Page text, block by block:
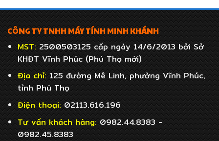
CÔNG TY TNHH MÁY TÍNH MINH KHÁNH
MST:2500503125 cấp ngày 14/6/2013 bởi Sở
KHĐT Vĩnh Phúc (Phú Thọ mới)
Địa chỉ:125 đường Mê Linh, phường Vĩnh Phúc,
tỉnh Phú Thọ
Điện thoại:02113.616.196
Tư vấn khách hàng:0982.44.8383 -
0982.45.8383